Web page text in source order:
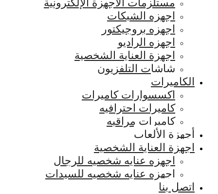
مستلزمات الأجهزة الإلكترونية
اجهزه الشبكات
اجهزه بروجيكتور
اجهزه الراديو
اجهزة العناية الشخصية
شاشات التلفزيون
الكاميرات
اكسسوارات كاميرات
كاميرات احترافيه
كاميرات مراقبه
أجهزة الألعاب
اجهزة العناية الشخصية
اجهزه عنايه شخصيه للرجال
اجهزه عنايه شخصيه للسيدات
اتصل بنا